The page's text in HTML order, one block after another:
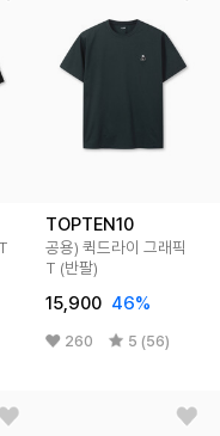
TOPTEN10
공용) 퀵드라이 그래픽
T (반팔)
15,900 46%
260 5 (56)